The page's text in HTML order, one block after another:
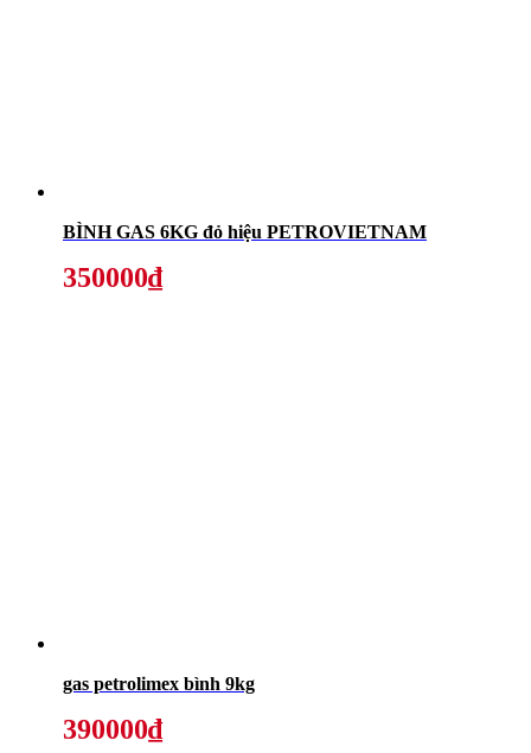
BÌNH GAS 6KG đỏ hiệu PETROVIETNAM
350000₫
gas petrolimex bình 9kg
390000₫